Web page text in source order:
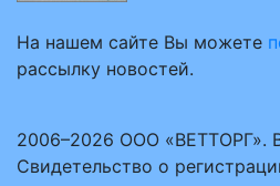
На нашем сайте Вы можете
рассылку новостей.
2006–2026 ООО «ВЕТТОРГ».
Свидетельство о